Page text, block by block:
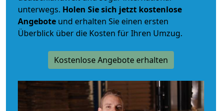
unterwegs. Holen Sie sich jetzt kostenlose
Angebote und erhalten Sie einen ersten
Überblick über die Kosten für Ihren Umzug.
Kostenlose Angebote erhalten